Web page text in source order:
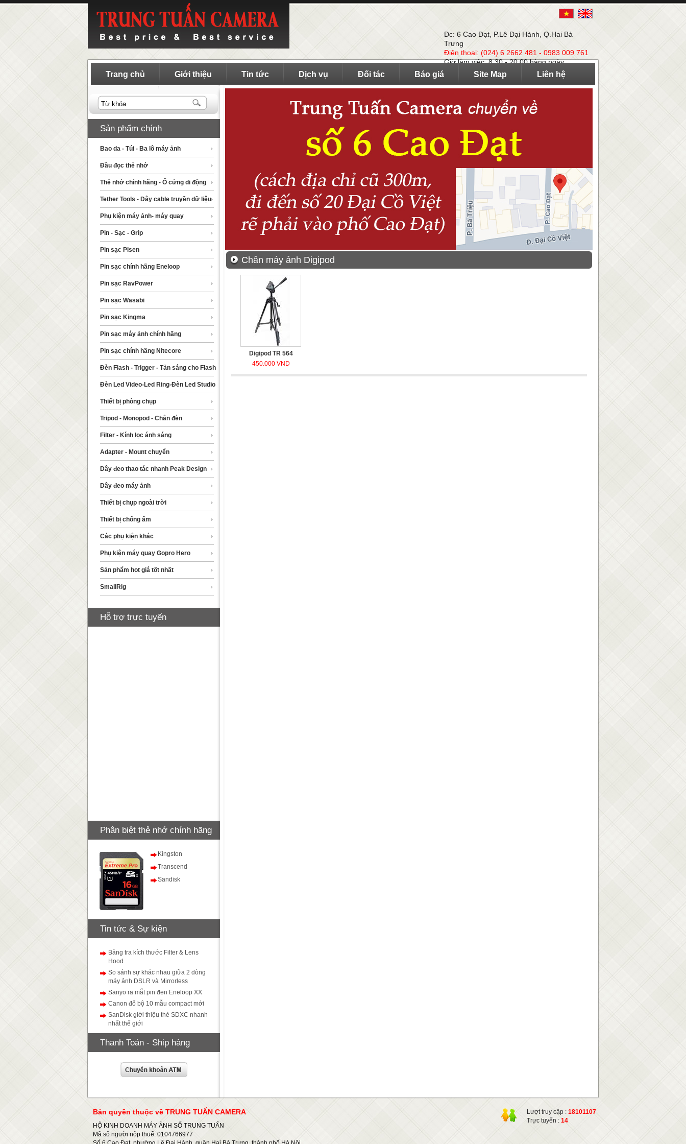
Đc: 6 Cao Đạt, P.Lê Đại Hành, Q.Hai Bà
Trưng
Điện thoại: (024) 6 2662 481 - 0983 009 761
Giờ làm việc: 8:30 - 20:00 hàng ngày
Trang chủ Giới thiệu Tin tức Dịch vụ Đối tác Báo giá Site Map Liên hệ
Sản phẩm chính
Bao da - Túi - Ba lô máy ảnh
Đầu đọc thẻ nhớ
Thẻ nhớ chính hãng - Ổ cứng di động
Tether Tools - Dây cable truyền dữ liệu
Phụ kiện máy ảnh- máy quay
Pin - Sạc - Grip
Pin sạc Pisen
Pin sạc chính hãng Eneloop
Pin sạc RavPower
Pin sạc Wasabi
Pin sạc Kingma
Pin sạc máy ảnh chính hãng
Pin sạc chính hãng Nitecore
Đèn Flash - Trigger - Tản sáng cho Flash
Đèn Led Video-Led Ring-Đèn Led Studio
Thiết bị phòng chụp
Tripod - Monopod - Chân đèn
Filter - Kính lọc ánh sáng
Adapter - Mount chuyển
Dây đeo thao tác nhanh Peak Design
Dây đeo máy ảnh
Thiết bị chụp ngoài trời
Thiết bị chống ẩm
Các phụ kiện khác
Phụ kiện máy quay Gopro Hero
Sản phẩm hot giá tốt nhất
SmallRig
Hỗ trợ trực tuyến
Phân biệt thẻ nhớ chính hãng
Kingston
Transcend
Sandisk
Tin tức & Sự kiện
Bảng tra kích thước Filter & Lens
Hood
So sánh sự khác nhau giữa 2 dòng
máy ảnh DSLR và Mirrorless
Sanyo ra mắt pin đen Eneloop XX
Canon đổ bộ 10 mẫu compact mới
SanDisk giới thiệu thẻ SDXC nhanh
nhất thế giới
Thanh Toán - Ship hàng
Chân máy ảnh Digipod
Digipod TR 564
450.000 VND
Bản quyền thuộc về TRUNG TUẤN CAMERA
HỘ KINH DOANH MÁY ẢNH SỐ TRUNG TUẤN
Mã số người nộp thuế: 0104766977
Lượt truy cập : 18101107
Trực tuyến : 14